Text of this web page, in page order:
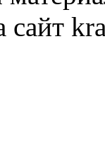
сайт